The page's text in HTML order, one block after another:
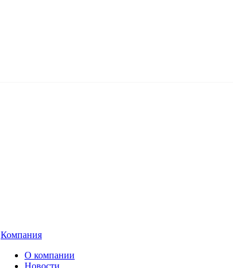
Компания
О компании
Новости